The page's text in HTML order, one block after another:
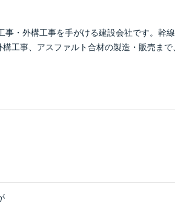
・外構工事を手がける建設会社です。幹
工事、アスファルト合材の製造・販売ま